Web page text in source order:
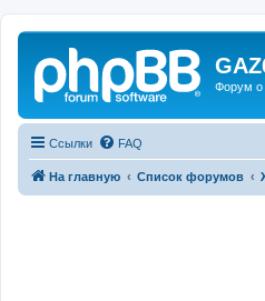
Форум о
Ссылки FAQ
На главную Список форумов